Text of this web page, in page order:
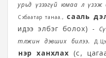
урьд үзээгүй юмаа л үзэж
Сүхбаатар танаа., сааль
идээ элбэг болох) -
төлжин дэвших билээ.
үнэр ханхлах (сүү,